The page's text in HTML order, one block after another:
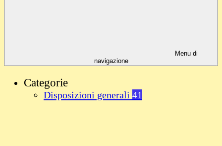
Menu di
navigazione
Categorie
Disposizioni generali 41